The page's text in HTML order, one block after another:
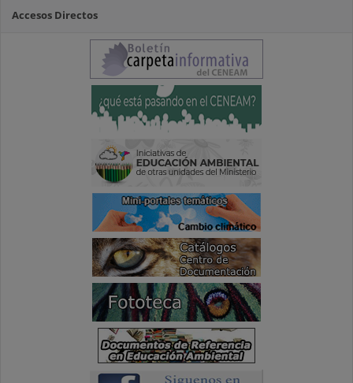
Accesos Directos